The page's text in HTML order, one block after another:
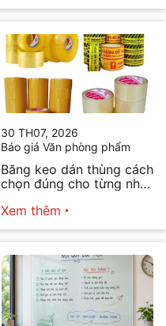
30 TH07, 2026
Báo giá Văn phòng phẩm
Băng keo dán thùng cách
chọn đúng cho từng nhu
Xem thêm